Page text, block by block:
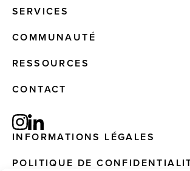
SERVICES
COMMUNAUTÉ
RESSOURCES
CONTACT
INFORMATIONS LÉGALES
POLITIQUE DE